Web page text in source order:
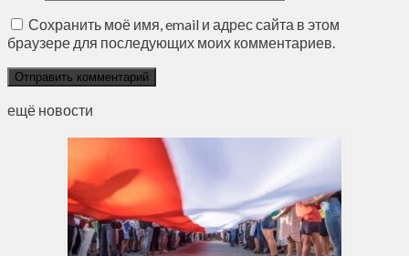
Сохранить моё имя, email и адрес сайта в этом
браузере для последующих моих комментариев.
ещё новости